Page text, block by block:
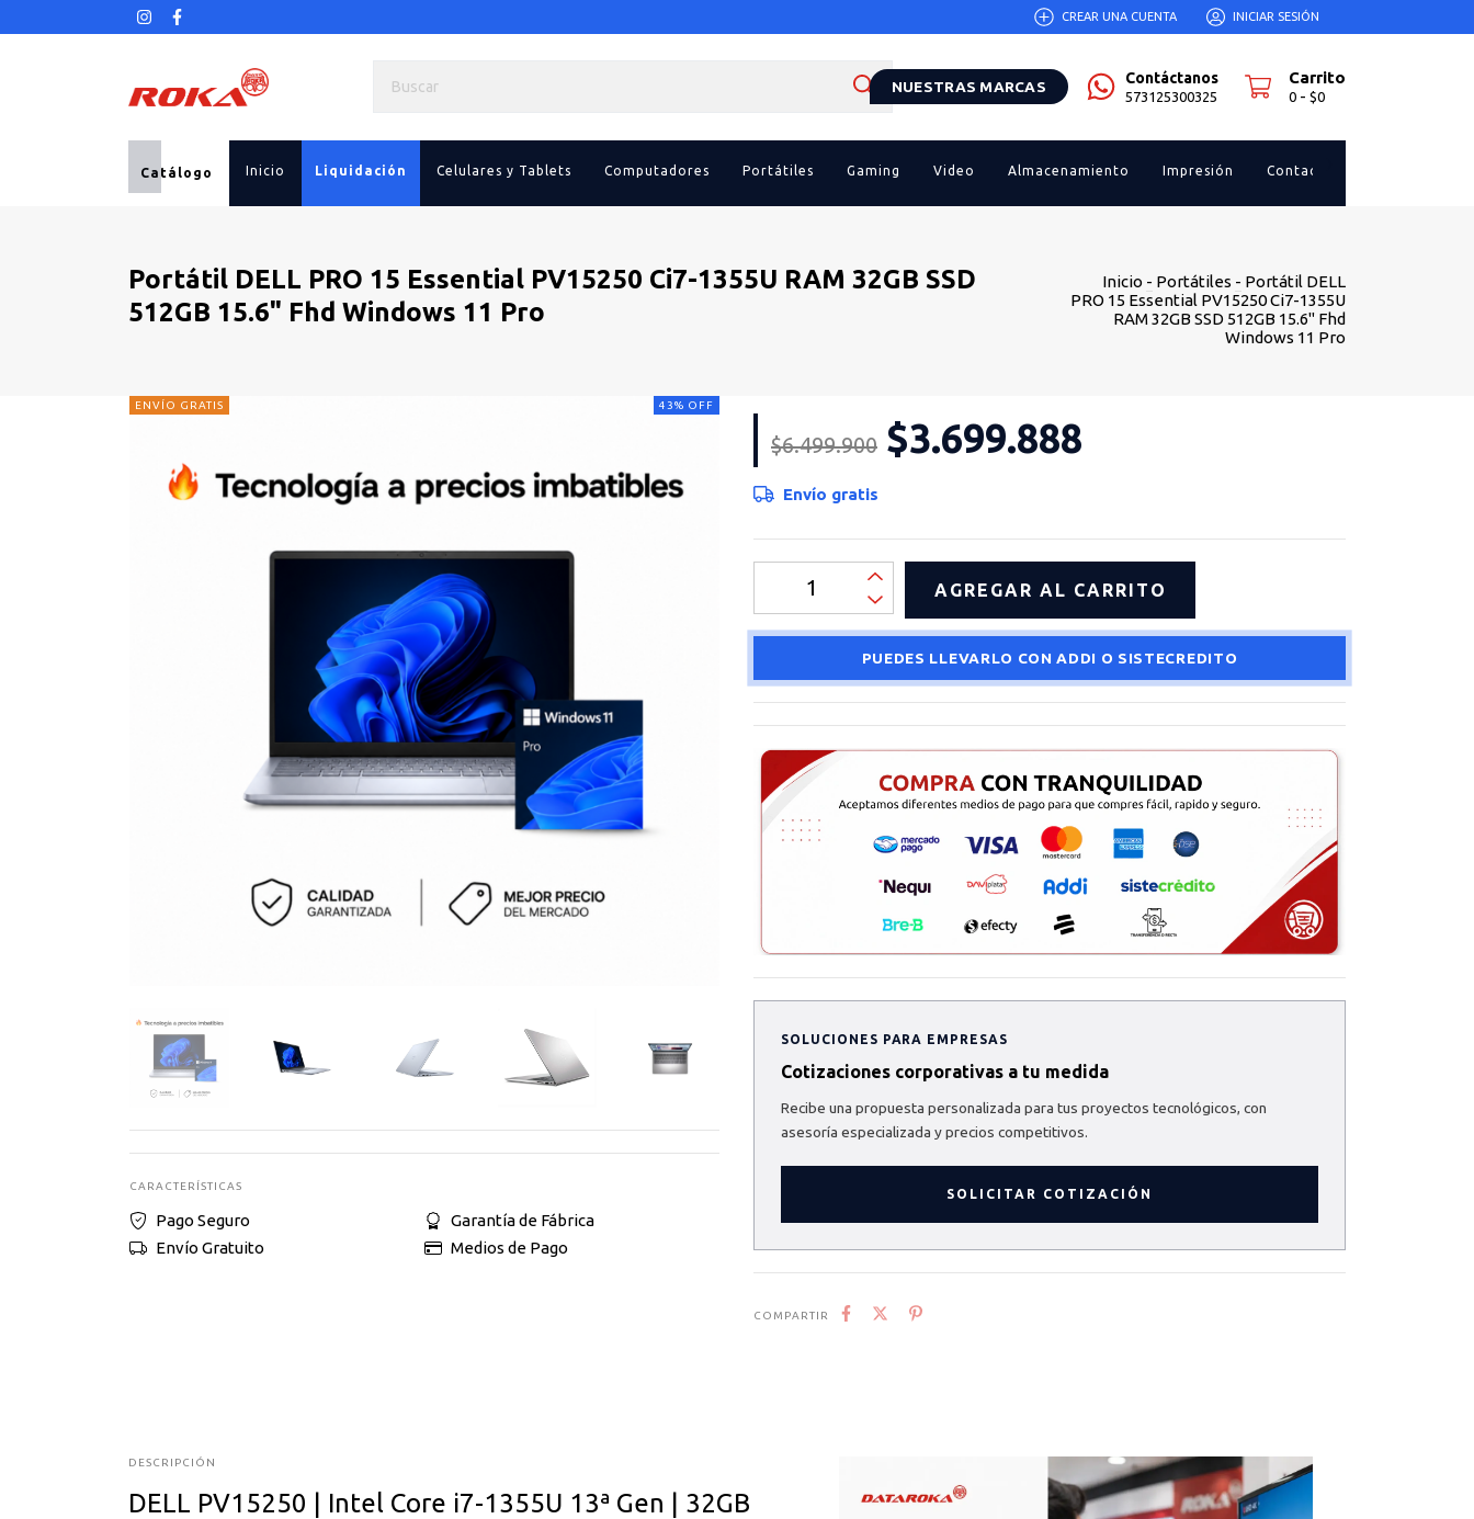
CREAR UNA CUENTA INICIAR SESIÓN
NUESTRAS MARCAS Contáctanos
573125300325
Carrito
0 - $0
Catálogo Inicio Liquidación Celulares y Tablets Computadores Portátiles Gaming Video Almacenamiento Impresión Contacto
Portátil DELL PRO 15 Essential PV15250 Ci7-1355U RAM 32GB SSD
512GB 15.6" Fhd Windows 11 Pro
Inicio - Portátiles - Portátil DELL
PRO 15 Essential PV15250 Ci7-1355U
RAM 32GB SSD 512GB 15.6" Fhd
Windows 11 Pro
43% OFF
ENVÍO GRATIS
CARACTERÍSTICAS
Pago Seguro
Envío Gratuito
Garantía de Fábrica
Medios de Pago
$6.499.900 $3.699.888
Envío gratis
PUEDES LLEVARLO CON ADDI O SISTECREDITO
SOLUCIONES PARA EMPRESAS
Cotizaciones corporativas a tu medida
Recibe una propuesta personalizada para tus proyectos tecnológicos, con
asesoría especializada y precios competitivos.
SOLICITAR COTIZACIÓN
COMPARTIR
DESCRIPCIÓN
DELL PV15250 | Intel Core i7-1355U 13ª Gen | 32GB